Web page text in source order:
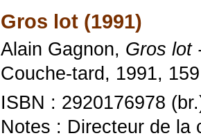
Gros lot (1991)
Alain Gagnon, Gros lot
Couche-tard, 1991,
ISBN : 2920176978
Notes : Directeur de la